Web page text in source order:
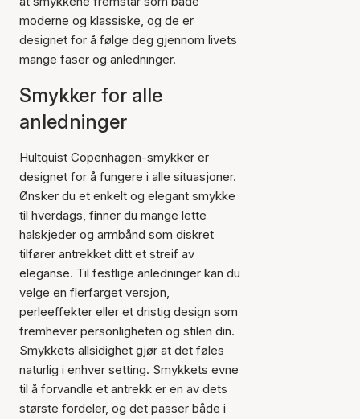
moderne og klassiske, og de er
designet for å følge deg gjennom livets
mange faser og anledninger.
Smykker for alle
anledninger
Hultquist Copenhagen-smykker er
designet for å fungere i alle situasjoner.
Ønsker du et enkelt og elegant smykke
til hverdags, finner du mange lette
halskjeder og armbånd som diskret
tilfører antrekket ditt et streif av
eleganse. Til festlige anledninger kan du
velge en flerfarget versjon,
perleeffekter eller et dristig design som
fremhever personligheten og stilen din.
Smykkets allsidighet gjør at det føles
naturlig i enhver setting. Smykkets evne
til å forvandle et antrekk er en av dets
største fordeler, og det passer både i